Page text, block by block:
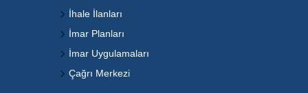
İhale İlanları
İmar Planları
İmar Uygulamaları
Çağrı Merkezi